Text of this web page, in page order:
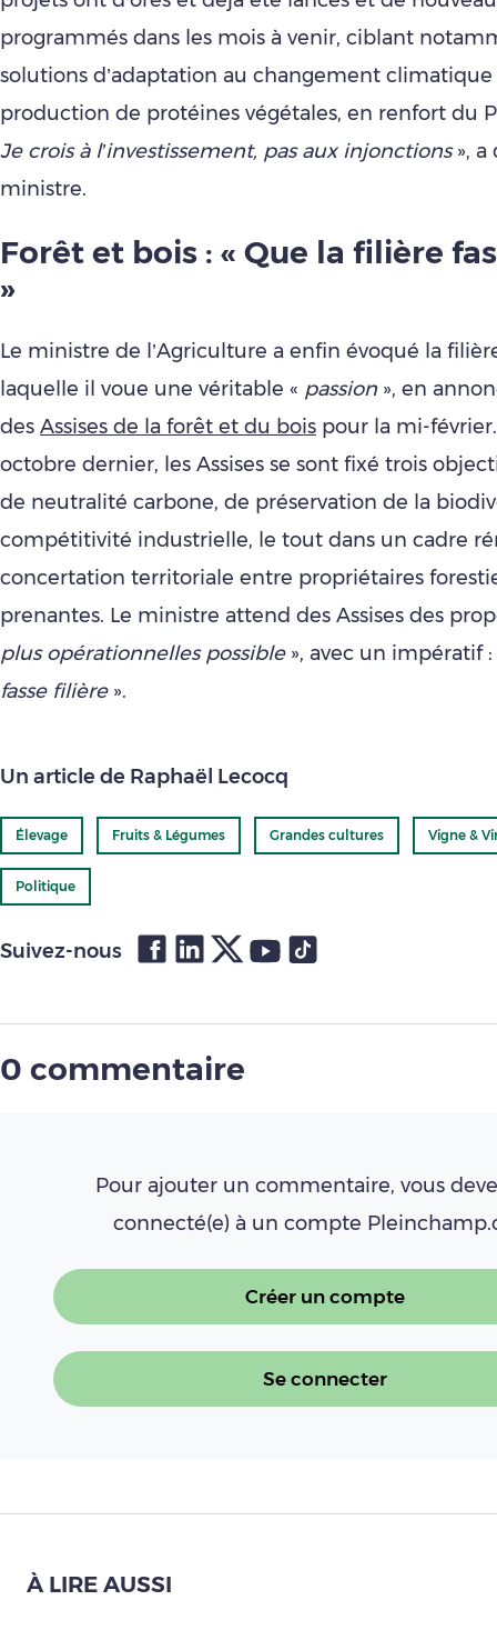
programmés dans les mois à venir, ciblant
solutions d’adaptation au changement climatique
production de protéines végétales, en renfort du
Je crois à l’investissement, pas aux injonctions», a
ministre.
Forêt et bois : « Que la filière
»
Le ministre de l’Agriculture a enfin évoqué la
laquelle il voue une véritable « passion », en
des Assises de la forêt et du bois pour la mi-
octobre dernier, les Assises se sont fixé trois
de neutralité carbone, de préservation de la
compétitivité industrielle, le tout dans un cadre
concertation territoriale entre propriétaires
prenantes. Le ministre attend des Assises des
plus opérationnelles possible», avec un impératif
fasse filière».
Un article de Raphaël Lecocq
Élevage Fruits & Légumes Grandes cultures Vigne &
Politique
Suivez-nous
0 commentaire
Pour ajouter un commentaire, vous
connecté(e) à un compte
Créer un compte
Se connecter
À LIRE AUSSI